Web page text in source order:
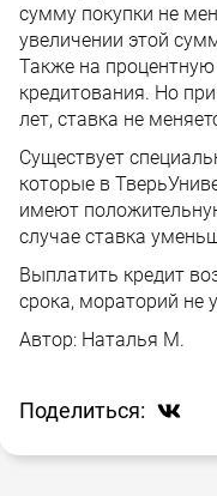
сумму покупки не
увеличении этой
Также на
кредитования. Но
лет, ставка не
Существует
которые в
имеют
случае ставка
Выплатить кредит
срока, мораторий не
Автор: Наталья М.
Поделиться: